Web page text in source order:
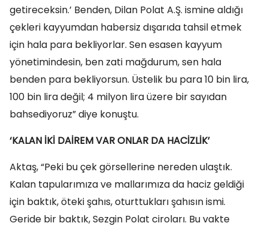
getireceksin.’ Benden, Dilan Polat A.Ş. ismine aldığı
çekleri kayyumdan habersiz dışarıda tahsil etmek
için hala para bekliyorlar. Sen esasen kayyum
yönetimindesin, ben zati mağdurum, sen hala
benden para bekliyorsun. Üstelik bu para 10 bin lira,
100 bin lira değil; 4 milyon lira üzere bir sayıdan
bahsediyoruz” diye konuştu.
‘KALAN İKİ DAİREM VAR ONLAR DA HACİZLİK’
Aktaş, “Peki bu çek görsellerine nereden ulaştık.
Kalan tapularımıza ve mallarımıza da haciz geldiği
için baktık, öteki şahıs, oturttukları şahısın ismi.
Geride bir baktık, Sezgin Polat ciroları. Bu vakte